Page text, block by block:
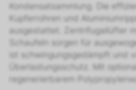
Kondensatsammlung. Die
Kupferrohren und
ausgestattet. Zentrifugallüfter
Schaufeln sorgen für
ist schwingungsgedämpft und
Überlastungsschutz. Mit
regenerierbarem